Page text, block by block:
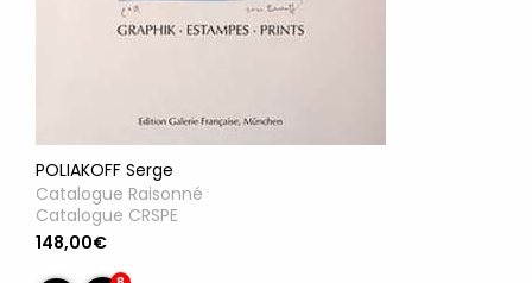
POLIAKOFF Serge
Catalogue Raisonné
Catalogue CRSPE
148,00€